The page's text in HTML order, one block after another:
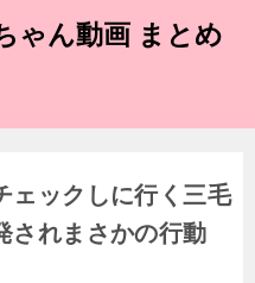
ゃん動画 まとめ
ェックしに行く三毛
されまさかの行動